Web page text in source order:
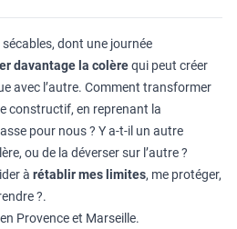
dont une journée
davantage la colèrequi peut créer
avec l’autre. Comment transformer
constructif, en reprenant la
pour nous ? Y a-t-il un autre
ou de la déverser sur l’autre ?
à rétablir mes limites, me protéger,
?.
Provence et Marseille.